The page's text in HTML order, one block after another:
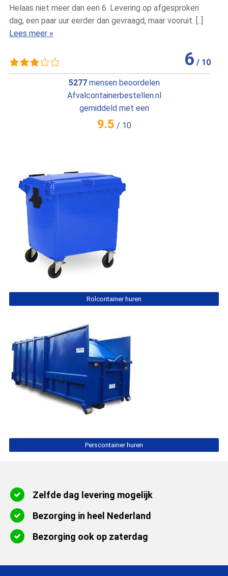
op afgesproken
maar vooruit. [..]
Snelle vlotte service , vriendelijke
Lees meer »
5277mensen beoordelen
Afvalcontainerbestellen.nl
gemiddeld met een
9.5 / 10
Rolcontainer huren
Perscontainer huren
Zelfde dag levering mogelijk
Bezorging in heel Nederland
Bezorging ook op zaterdag